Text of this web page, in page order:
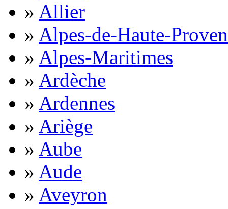
» Allier
» Alpes-de-Haute-
» Alpes-Maritimes
» Ardèche
» Ardennes
» Ariège
» Aube
» Aude
» Aveyron